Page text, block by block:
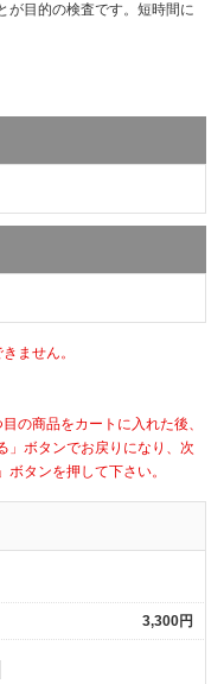
が目的の検査です。短時間に
ません。
の商品をカートに入れた後、
」ボタンでお戻りになり、次
タンを押して下さい。
3,300円